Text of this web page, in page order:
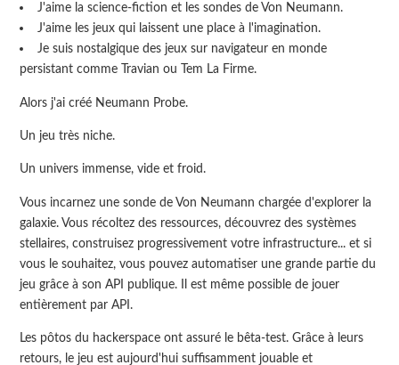
J'aime la science-fiction et les sondes de Von Neumann.
J'aime les jeux qui laissent une place à l'imagination.
Je suis nostalgique des jeux sur navigateur en monde
persistant comme Travian ou Tem La Firme.
Alors j'ai créé Neumann Probe.
Un jeu très niche.
Un univers immense, vide et froid.
Vous incarnez une sonde de Von Neumann chargée d'explorer la
galaxie. Vous récoltez des ressources, découvrez des systèmes
stellaires, construisez progressivement votre infrastructure... et si
vous le souhaitez, vous pouvez automatiser une grande partie du
jeu grâce à son API publique. Il est même possible de jouer
entièrement par API.
Les pôtos du hackerspace ont assuré le bêta-test. Grâce à leurs
retours, le jeu est aujourd'hui suffisamment jouable et